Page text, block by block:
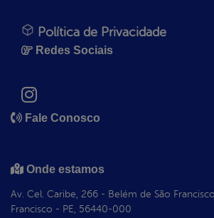
Política de Privacidade
Redes Sociais
Fale Conosco
Onde estamos
Av. Cel. Caribe, 266 - Belém de São
Francisco - PE, 56440-000